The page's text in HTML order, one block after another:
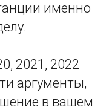
именно
2021, 2022
аргументы,
в вашем